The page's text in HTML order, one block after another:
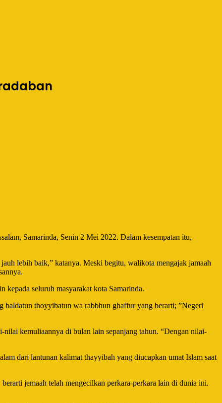
Samarinda, Senin 2 Mei 2022. Dalam kesempatan itu,
lebih baik,” katanya. Meski begitu, walikota mengajak jamaah
seluruh masyarakat kota Samarinda.
baldatun thoyyibatun wa rabbhun ghaffur yang berarti; ”Negeri
kemuliaannya di bulan lain sepanjang tahun. “Dengan nilai-
dari lantunan kalimat thayyibah yang diucapkan umat Islam saat
jemaah telah mengecilkan perkara-perkara lain di dunia ini.